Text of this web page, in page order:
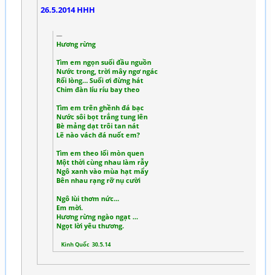
26.5.2014 HHH
Hương rừng
Tìm em ngọn suối đầu nguồn
Nước trong, trời mây ngơ ngác
Rối lòng… Suối ơi đừng hát
Chim đàn líu ríu bay theo
Tìm em trên ghềnh đá bạc
Nước sôi bọt trắng tung lên
Bè mảng dạt trôi tan nát
Lẽ nào vách đá nuốt em?
Tìm em theo lối mòn quen
Một thời cùng nhau làm rẫy
Ngô xanh vào mùa hạt mẩy
Bên nhau rạng rỡ nụ cười
Ngô lùi thơm nức...
Em mời.
Hương rừng ngào ngạt …
Ngọt lời yêu thương.
Kinh Quốc 30.5.14